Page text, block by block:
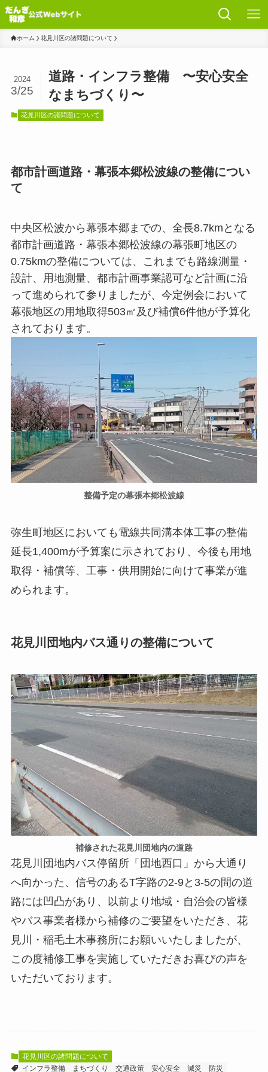
ホーム 花見川区の諸問題について
道路・インフラ整備 〜安心安全
なまちづくり〜
2024
3/25
花見川区の諸問題について
都市計画道路・幕張本郷松波線の整備につい
て
中央区松波から幕張本郷までの、全長8.7kmとなる
都市計画道路・幕張本郷松波線の幕張町地区の
0.75kmの整備については、これまでも路線測量・
設計、用地測量、都市計画事業認可など計画に沿
って進められて参りましたが、今定例会において
幕張地区の用地取得503㎡及び補償6件他が予算化
されております。
整備予定の幕張本郷松波線
弥生町地区においても電線共同溝本体工事の整備
延長1,400mが予算案に示されており、今後も用地
取得・補償等、工事・供用開始に向けて事業が進
められます。
花見川団地内バス通りの整備について
補修された花見川団地内の道路
花見川団地内バス停留所「団地西口」から大通り
へ向かった、信号のあるT字路の2-9と3-5の間の道
路には凹凸があり、以前より地域・自治会の皆様
やバス事業者様から補修のご要望をいただき、花
見川・稲毛土木事務所にお願いいたしましたが、
この度補修工事を実施していただきお喜びの声を
いただいております。
花見川区の諸問題について
インフラ整備
まちづくり 交通政策 安心安全 減災 防災